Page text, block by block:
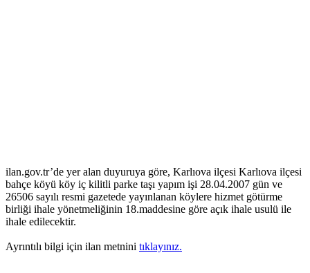
ilan.gov.tr’de yer alan duyuruya göre, Karlıova ilçesi Karlıova ilçesi
bahçe köyü köy iç kilitli parke taşı yapım işi 28.04.2007 gün ve
26506 sayılı resmi gazetede yayınlanan köylere hizmet götürme
birliği ihale yönetmeliğinin 18.maddesine göre açık ihale usulü ile
ihale edilecektir.
Ayrıntılı bilgi için ilan metnini tıklayınız.